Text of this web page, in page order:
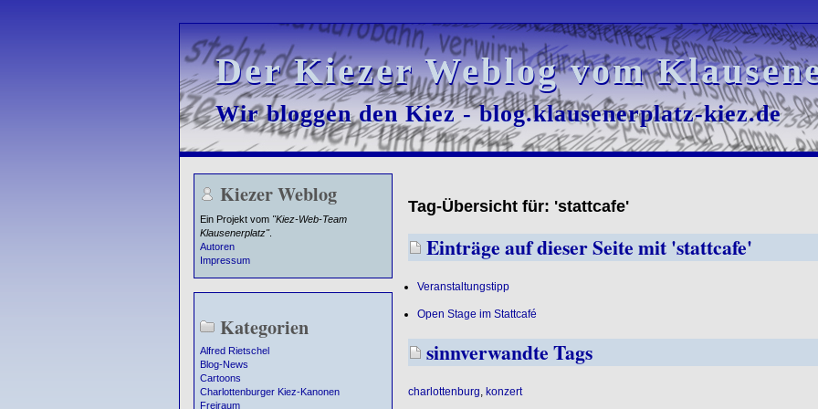
Der Kiezer Weblog vom
Der Kiezer Weblog vom
Wir bloggen den Kiez - blog.klausenerplatz-kiez.de
Wir bloggen den Kiez - blog.klausenerplatz-kiez.de
Kiezer Weblog
Ein Projekt vom "Kiez-Web-Team
Klausenerplatz".
Autoren
Impressum
Kategorien
Alfred Rietschel
Blog-News
Cartoons
Charlottenburger Kiez-Kanonen
Freiraum
Tag-Übersicht für: 'stattcafe'
Einträge auf dieser Seite mit 'stattcafe'
Veranstaltungstipp
Open Stage im Stattcafé
sinnverwandte Tags
charlottenburg konzert